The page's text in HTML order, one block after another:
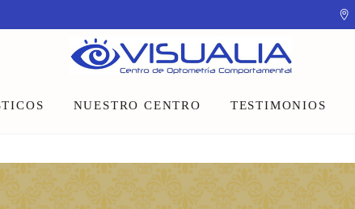
NUESTRO CENTRO
Equipo
Instalaciones
TESTIMONIOS